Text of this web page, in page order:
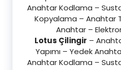
Anahtar Kodlama –
Kopyalama – Anahtar
Anahtar –
Lotus Çilingir –
Yapımı – Yedek
Anahtar Kodlama –